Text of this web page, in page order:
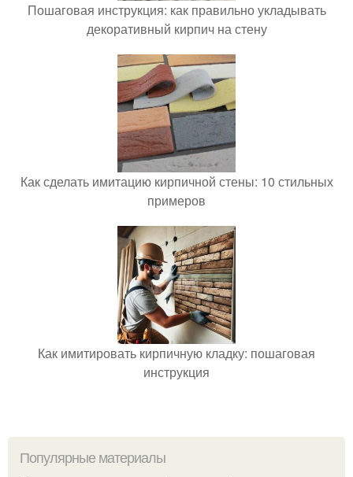
Пошаговая инструкция: как правильно укладывать
декоративный кирпич на стену
Как сделать имитацию кирпичной стены: 10 стильных
примеров
Как имитировать кирпичную кладку: пошаговая
инструкция
Популярные материалы